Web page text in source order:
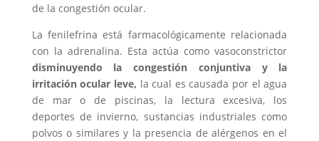
de la congestión ocular.
La fenilefrina está farmacológicamente relacionada
con la adrenalina. Esta actúa como vasoconstrictor
disminuyendo la congestión conjuntiva y la
irritación ocular leve, la cual es causada por el agua
de mar o de piscinas, la lectura excesiva, los
deportes de invierno, sustancias industriales como
polvos o similares y la presencia de alérgenos en el